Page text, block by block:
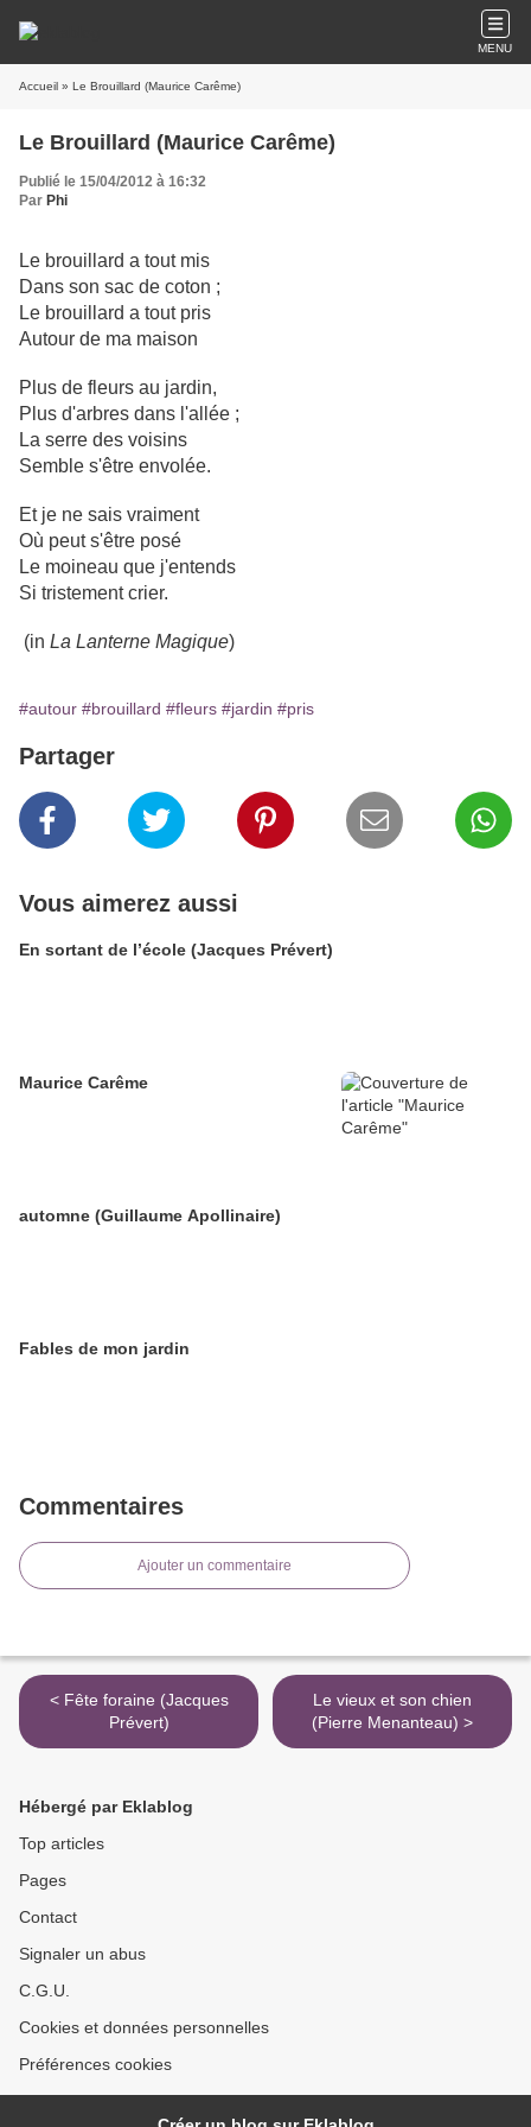
MENU
Accueil » Le Brouillard (Maurice Carême)
Le Brouillard (Maurice Carême)
Publié le 15/04/2012 à 16:32
Par Phi
Le brouillard a tout mis
Dans son sac de coton ;
Le brouillard a tout pris
Autour de ma maison
Plus de fleurs au jardin,
Plus d'arbres dans l'allée ;
La serre des voisins
Semble s'être envolée.
Et je ne sais vraiment
Où peut s'être posé
Le moineau que j'entends
Si tristement crier.
(in La Lanterne Magique)
#autour #brouillard #fleurs #jardin #pris
Partager
Vous aimerez aussi
En sortant de l’école (Jacques Prévert)
Maurice Carême
automne (Guillaume Apollinaire)
Fables de mon jardin
Commentaires
Ajouter un commentaire
< Fête foraine (Jacques
Prévert)
Le vieux et son chien
(Pierre Menanteau) >
Hébergé par Eklablog
Top articles
Pages
Contact
Signaler un abus
C.G.U.
Cookies et données personnelles
Préférences cookies